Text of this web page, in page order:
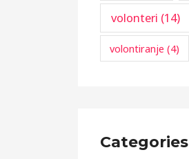
volonteri (14)
volontiranje (4)
Categories